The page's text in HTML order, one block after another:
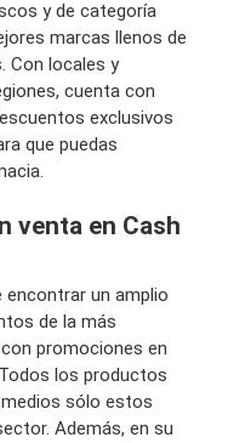
y de categoría
marcas llenos de
Con locales y
cuenta con
exclusivos
que puedas
venta en Cash
un amplio
de la más
promociones en
los productos
sólo estos
Además, en su